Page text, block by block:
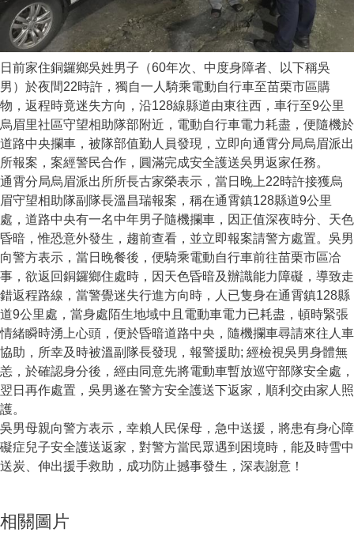
日前家住銅鑼鄉吳姓男子（60年次、中度身障者、以下稱吳
男）於夜間22時許，獨自一人騎乘電動自行車至苗栗市區購
物，返程時竟迷失方向，沿128線縣道由東往西，車行至9公里
烏眉里社區守望相助隊部附近，電動自行車電力耗盡，便隨機於
道路中央攔車，被隊部值勤人員發現，立即向通霄分局烏眉派出
所報案，案經警民合作，圓滿完成安全護送吳男返家任務。
通霄分局烏眉派出所所長古家榮表示，當日晚上22時許接獲烏
眉守望相助隊副隊長溫昌瑞報案，稱在通霄鎮128縣道9公里
處，道路中央有一名中年男子隨機攔車，因正值深夜時分、天色
昏暗，惟恐意外發生，趨前查看，並立即報案請警方處置。吳男
向警方表示，當日晚餐後，便騎乘電動自行車前往苗栗市區冾
事，欲返回銅鑼鄉住處時，因天色昏暗及辦識能力障礙，導致走
錯返程路線，當警覺迷失行進方向時，人已隻身在通霄鎮128縣
道9公里處，當身處陌生地域中且電動車電力已耗盡，頓時緊張
情緒瞬時湧上心頭，便於昏暗道路中央，隨機攔車尋請來往人車
協助，所幸及時被溫副隊長發現，報警援助; 經檢視吳男身體無
恙，於確認身分後，經由同意先將電動車暫放巡守部隊安全處，
翌日再作處置，吳男遂在警方安全護送下返家，順利交由家人照
護。
吳男母親向警方表示，幸賴人民保母，急中送援，將患有身心障
礙症兒子安全護送返家，對警方當民眾遇到困境時，能及時雪中
送炭、伸出援手救助，成功防止撼事發生，深表謝意！
相關圖片